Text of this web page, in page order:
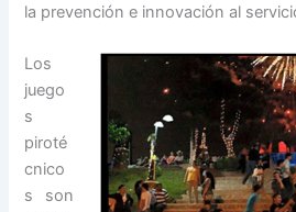
la prevención e innovación al
Los
juego
s
piroté
cnico
s son